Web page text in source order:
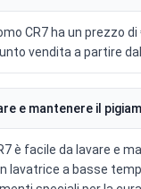
CR7 ha un prezzo
vendita a partire
e mantenere il
è facile da lavare e
lavatrice a basse